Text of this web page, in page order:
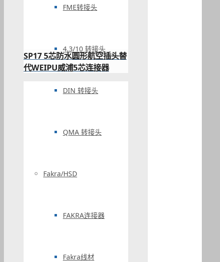
FME转接头
4.3/10 转接头
DIN 转接头
QMA 转接头
Fakra/HSD
FAKRA连接器
Fakra线材
SP17 5芯防水圆形航空插头替
代WEIPU威浦5芯连接器